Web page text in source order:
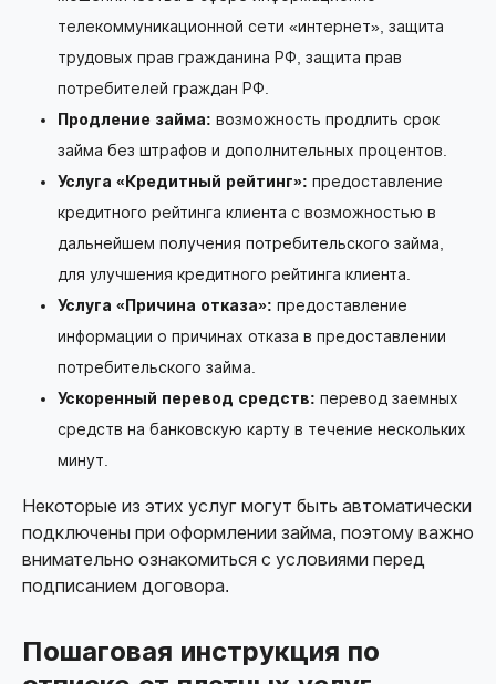
телекоммуникационной сети «интернет», защита
трудовых прав гражданина РФ, защита прав
потребителей граждан РФ.
Продление займа: возможность продлить срок
займа без штрафов и дополнительных процентов.
Услуга «Кредитный рейтинг»: предоставление
кредитного рейтинга клиента с возможностью в
дальнейшем получения потребительского займа,
для улучшения кредитного рейтинга клиента.
Услуга «Причина отказа»: предоставление
информации о причинах отказа в предоставлении
потребительского займа.
Ускоренный перевод средств: перевод заемных
средств на банковскую карту в течение нескольких
минут.
Некоторые из этих услуг могут быть автоматически
подключены при оформлении займа, поэтому важно
внимательно ознакомиться с условиями перед
подписанием договора.
Пошаговая инструкция по